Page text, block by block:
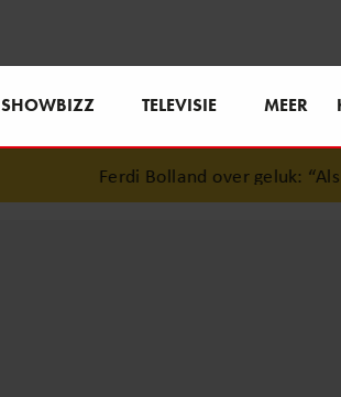
SHOWBIZZ TELEVISIE MEER
Ferdi Bolland over geluk: “Als